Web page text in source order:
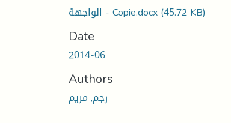
الواجهة - Copie.docx(45.72 KB)
Date
2014-06
Authors
رجم, مريم